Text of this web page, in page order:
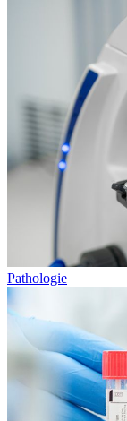
Pathologie